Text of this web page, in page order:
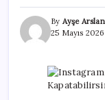
By Ayşe Arslan
25 Mayıs 2026